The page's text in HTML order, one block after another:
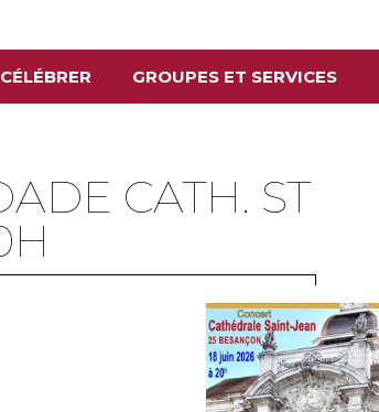
CÉLÉBRER GROUPES ET SERVICES
CATH. ST